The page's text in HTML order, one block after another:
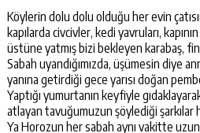
Köylerin dolu dolu olduğu her evin
kapılarda civcivler, kedi yavruları,
üstüne yatmış bizi bekleyen karabaş,
Sabah uyandığımızda, üşümesin diye
yanına getirdiği gece yarısı doğan
Yaptığı yumurtanın keyfiyle
atlayan tavuğumuzun şöylediği şarkılar
Ya Horozun her sabah aynı vakitte